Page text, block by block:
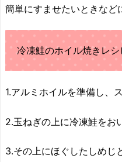
簡単にすませたいときなど
冷凍鮭のホイル焼きレシ
1.アルミホイルを準備し、
2.玉ねぎの上に冷凍鮭をお
3.その上にほぐしたしめじ